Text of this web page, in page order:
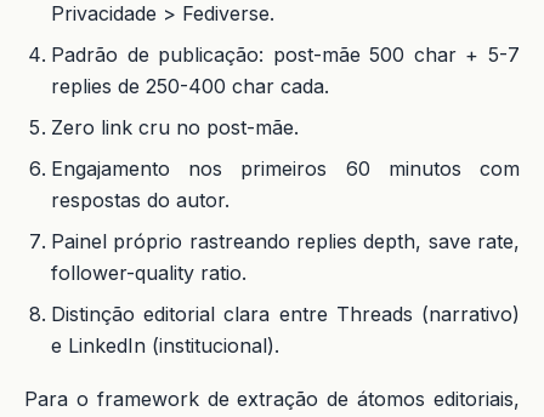
Privacidade > Fediverse.
Padrão de publicação: post-mãe 500 char + 5-7
replies de 250-400 char cada.
Zero link cru no post-mãe.
Engajamento nos primeiros 60 minutos com
respostas do autor.
Painel próprio rastreando replies depth, save rate,
follower-quality ratio.
Distinção editorial clara entre Threads (narrativo)
e LinkedIn (institucional).
Para o framework de extração de átomos editoriais,